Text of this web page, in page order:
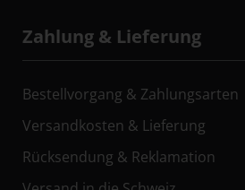
Zahlung & Lieferung
Bestellvorgang & Zahlungsarten
Versandkosten & Lieferung
Rücksendung & Reklamation